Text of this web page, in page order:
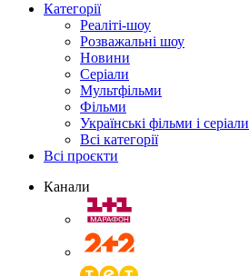
Категорії
Реаліті-шоу
Розважальні шоу
Новини
Серіали
Мультфільми
Фільми
Українські фільми і серіали
Всі категорії
Всі проєкти
Канали